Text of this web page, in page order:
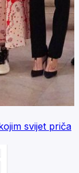
svijet priča